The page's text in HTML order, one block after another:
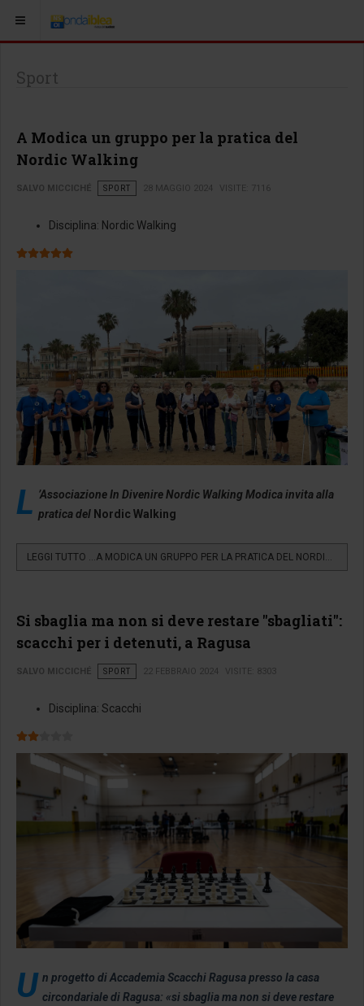
Sport
A Modica un gruppo per la pratica del
Nordic Walking
SALVO MICCICHÉ SPORT 28 MAGGIO 2024 VISITE: 7116
Disciplina: Nordic Walking
Valutazione attuale:
L ’Associazione In Divenire Nordic Walking Modica invita alla
pratica del Nordic Walking
LEGGI TUTTO …A MODICA UN GRUPPO PER LA PRATICA DEL NORDIC...
Si sbaglia ma non si deve restare "sbagliati":
scacchi per i detenuti, a Ragusa
SALVO MICCICHÉ SPORT 22 FEBBRAIO 2024 VISITE: 8303
Disciplina: Scacchi
Valutazione attuale:
U n progetto di Accademia Scacchi Ragusa presso la casa
circondariale di Ragusa: «si sbaglia ma non si deve restare